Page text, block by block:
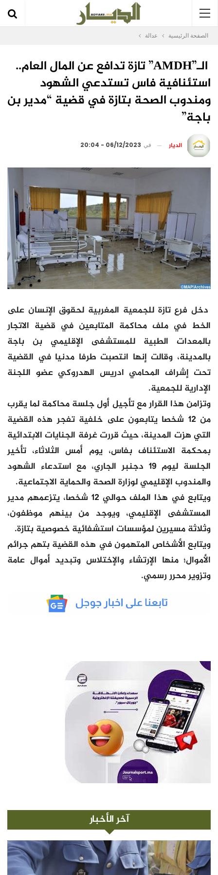
الصفحة الرئيسية عدالة
الـ”AMDH” تازة تدافع عن المال العام..
استئنافية فاس تستدعي الشهود
ومندوب الصحة بتازة في قضية “مدير بن
باجة”
الديار في 06/12/2023 - 20:04
دخل فرع تازة للجمعية المغربية لحقوق الإنسان على
الخط في ملف محاكمة المتابعين في قضية الاتجار
بالمعدات الطبية للمستشفى الإقليمي بن باجة
بالمدينة، وقالت إنها انتصبت طرفا مدنيا في القضية
تحت إشراف المحامي ادريس الهدروكي عضو اللجنة
الإدارية للجمعية.
وتزامن هذا القرار مع تأجيل أول جلسة محاكمة لما يقرب
من 12 شخصا يتابعون على خلفية تفجر هذه القضية
التي هزت المدينة، حيث قررت غرفة الجنايات الابتدائية
بمحكمة الاستئناف بفاس، يوم أمس الثلاثاء، تأخير
الجلسة ليوم 19 دجنبر الجاري، مع استدعاء الشهود
والمندوب الإقليمي لوزارة الصحة والحماية الاجتماعية.
ويتابع في هذا الملف حوالي 12 شخصا، يتزعمهم مدير
المستشفى الإقليمي، ويوجد من بينهم موظفون،
وثلاثة مسيرين لمؤسسات استشفائية خصوصية بتازة.
ويتابع الأشخاص المتهمون في هذه القضية بتهم جرائم
الأموال؛ منها الإرتشاء والإختلاس وتبديد أموال عامة
وتزوير محرر رسمي.
آخر الأخبار